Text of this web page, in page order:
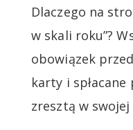
Dlaczego na
w skali roku”?
obowiązek
karty i
zresztą w